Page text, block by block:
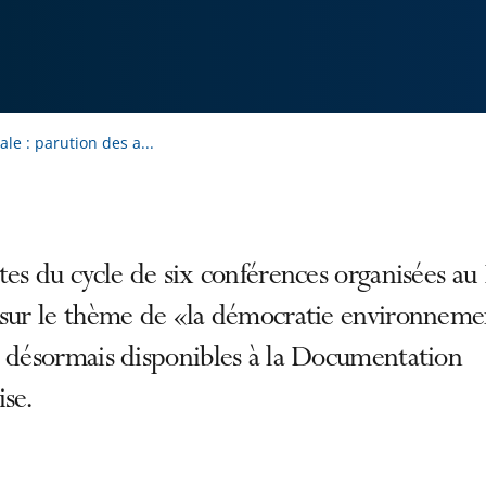
: parution des a...
du cycle de six conférences organisées au
le thème de «la démocratie
disponibles à la Documentation